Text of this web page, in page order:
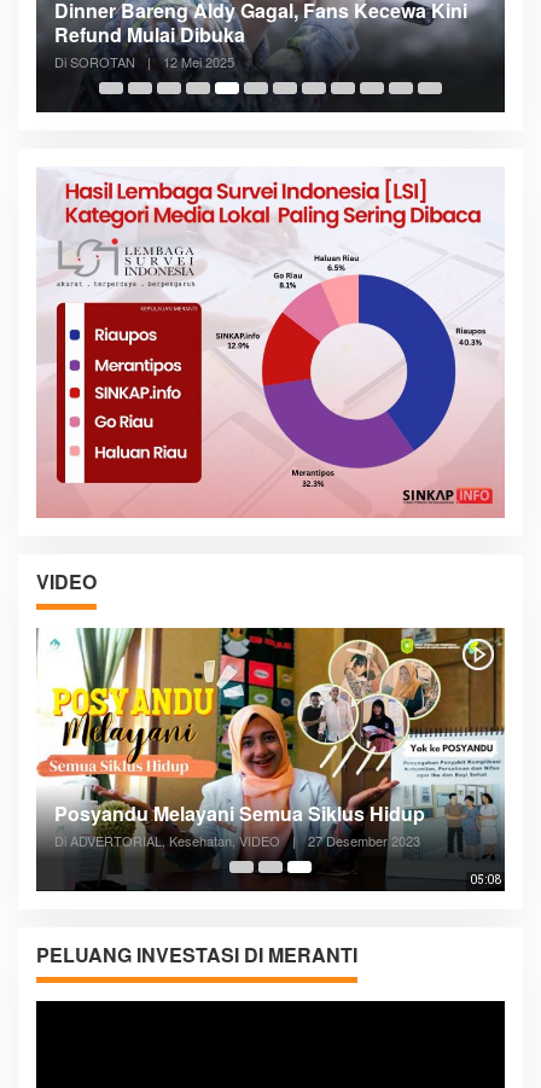
Kini
Meranti Incar Konektivitas Laut ke Kepri,
Bupati Asmar Lobi ASDP
Di SOROTAN | 6 Mei 2025
VIDEO
05:08
Posyandu Melayani Semua Siklus Hidup
Di ADVERTORIAL, Kesehatan, VIDEO | 27 Desember 2023
PELUANG INVESTASI DI MERANTI